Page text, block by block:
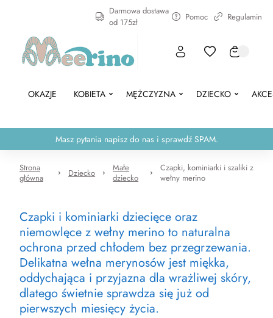
Darmowa dostawa
od 175zł
Pomoc Regulamin
OKAZJE KOBIETA MĘŻCZYZNA DZIECKO
Masz pytania napisz do nas i sprawdź SPAM.
Strona
główna
Dziecko
Małe
dziecko
Czapki, kominiarki i szaliki z
wełny merino
Czapki i kominiarki dziecięce oraz
niemowlęce z wełny merino to naturalna
ochrona przed chłodem bez przegrzewania.
Delikatna wełna merynosów jest miękka,
oddychająca i przyjazna dla wrażliwej skóry,
dlatego świetnie sprawdza się już od
pierwszych miesięcy życia.